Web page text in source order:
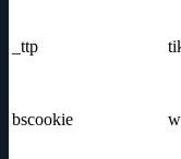
_ttp
bscookie